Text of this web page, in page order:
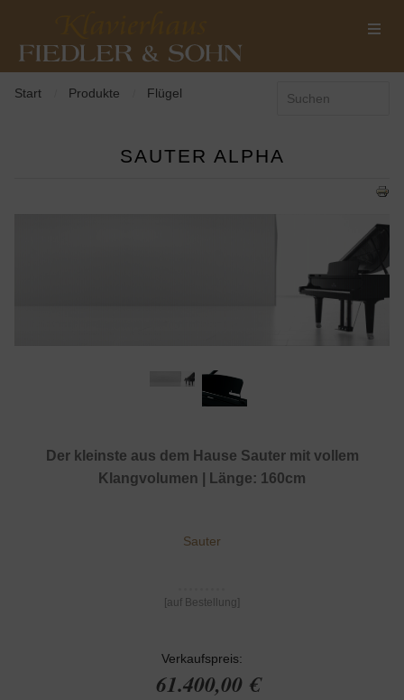
Start Produkte Flügel
SAUTER ALPHA
Der kleinste aus dem Hause Sauter mit vollem
Klangvolumen | Länge: 160cm
Sauter
[auf Bestellung]
Verkaufspreis:
61.400,00 €